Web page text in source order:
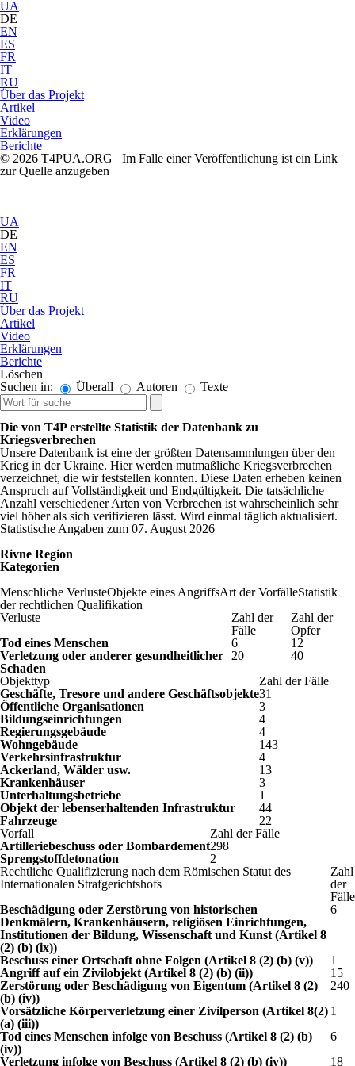
UA
DE
EN
ES
FR
IT
RU
Über das Projekt
Artikel
Video
Erklärungen
Berichte
© 2026 T4PUA.ORG Im Falle einer Veröffentlichung ist ein Link
zur Quelle anzugeben
UA
DE
EN
ES
FR
IT
RU
Über das Projekt
Artikel
Video
Erklärungen
Berichte
Löschen
Suchen in:
Überall Autoren Texte
Die von T4P erstellte Statistik der Datenbank zu
Kriegsverbrechen
Unsere Datenbank ist eine der größten Datensammlungen über den
Krieg in der Ukraine. Hier werden mutmaßliche Kriegsverbrechen
verzeichnet, die wir feststellen konnten. Diese Daten erheben keinen
Anspruch auf Vollständigkeit und Endgültigkeit. Die tatsächliche
Anzahl verschiedener Arten von Verbrechen ist wahrscheinlich sehr
viel höher als sich verifizieren lässt. Wird einmal täglich aktualisiert.
Statistische Angaben zum 07. August 2026
Rivne Region
Kategorien
Menschliche VerlusteObjekte eines AngriffsArt der VorfälleStatistik
der rechtlichen Qualifikation
Verluste
Zahl der
Fälle
Zahl der
Opfer
Tod eines Menschen
6
12
Verletzung oder anderer gesundheitlicher
Schaden
20
40
Objekttyp
Zahl der Fälle
Geschäfte, Tresore und andere Geschäftsobjekte31
Öffentliche Organisationen
3
Bildungseinrichtungen
4
Regierungsgebäude
4
Wohngebäude
143
Verkehrsinfrastruktur
4
Ackerland, Wälder usw.
13
Krankenhäuser
3
Unterhaltungsbetriebe
1
Objekt der lebenserhaltenden Infrastruktur
44
Fahrzeuge
22
Vorfall
Zahl der Fälle
Artilleriebeschuss oder Bombardement298
Sprengstoffdetonation
2
Rechtliche Qualifizierung nach dem Römischen Statut des
Internationalen Strafgerichtshofs
Zahl
der
Fälle
Beschädigung oder Zerstörung von historischen
Denkmälern, Krankenhäusern, religiösen Einrichtungen,
Institutionen der Bildung, Wissenschaft und Kunst (Artikel 8
(2) (b) (ix))
6
Beschuss einer Ortschaft ohne Folgen (Artikel 8 (2) (b) (v))
1
Angriff auf ein Zivilobjekt (Artikel 8 (2) (b) (ii))
15
Zerstörung oder Beschädigung von Eigentum (Artikel 8 (2)
(b) (iv))
240
Vorsätzliche Körperverletzung einer Zivilperson (Artikel 8(2)
(a) (iii))
1
Tod eines Menschen infolge von Beschuss (Artikel 8 (2) (b)
(iv))
6
Verletzung infolge von Beschuss (Artikel 8 (2) (b) (iv))
18